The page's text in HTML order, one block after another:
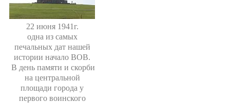
22 июня 1941г.
одна из самых
печальных дат нашей
истории начало ВОВ.
В день памяти и скорби
на центральной
площади города у
первого воинского